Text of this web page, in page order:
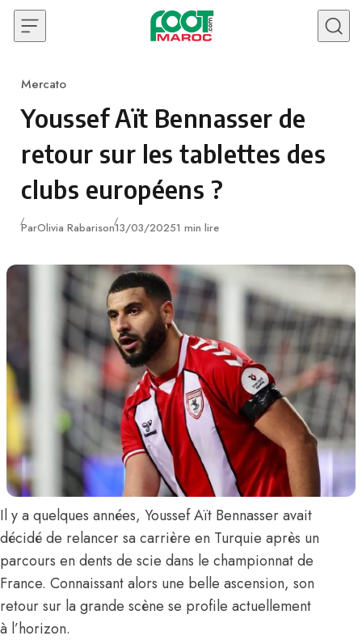
Skip to content
Category
Mercato
Youssef Aït Bennasser de
retour sur les tablettes des
clubs européens ?
ParOlivia RabarisonPublié
13/03/20251 min lire
Il y a quelques années, Youssef Aït Bennasseravait
décidé de relancer sa carrière en Turquie après un
parcours en dents de scie dans le championnat de
France. Connaissant alors une belle ascension, son
retour sur la grande scène se profile actuellement
à l’horizon.